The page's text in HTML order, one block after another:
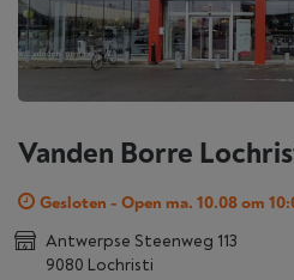
Vanden Borre
Gesloten - Open ma. 10.08 om
Antwerpse Steenweg 113
9080 Lochristi